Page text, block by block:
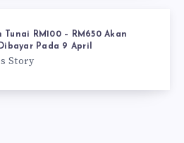
Tunai RM100 – RM650 Akan
Pada 9 April
Story